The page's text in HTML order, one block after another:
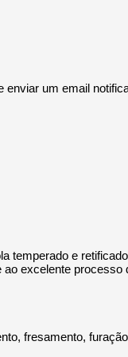
um email
temperado e retificado
excelente processo
fresamento,